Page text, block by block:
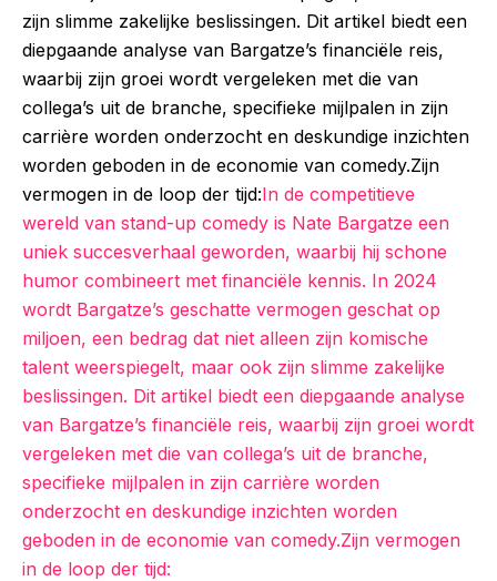
zijn slimme zakelijke beslissingen. Dit artikel biedt een
diepgaande analyse van Bargatze’s financiële reis,
waarbij zijn groei wordt vergeleken met die van
collega’s uit de branche, specifieke mijlpalen in zijn
carrière worden onderzocht en deskundige inzichten
worden geboden in de economie van comedy.Zijn
vermogen in de loop der tijd:In de competitieve
wereld van stand-up comedy is Nate Bargatze een
uniek succesverhaal geworden, waarbij hij schone
humor combineert met financiële kennis. In 2024
wordt Bargatze’s geschatte vermogen geschat op
miljoen, een bedrag dat niet alleen zijn komische
talent weerspiegelt, maar ook zijn slimme zakelijke
beslissingen. Dit artikel biedt een diepgaande analyse
van Bargatze’s financiële reis, waarbij zijn groei wordt
vergeleken met die van collega’s uit de branche,
specifieke mijlpalen in zijn carrière worden
onderzocht en deskundige inzichten worden
geboden in de economie van comedy.Zijn vermogen
in de loop der tijd: